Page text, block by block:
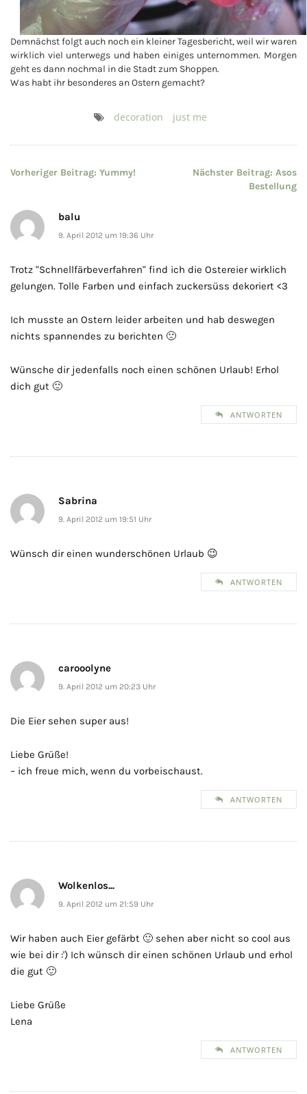
Demnächst folgt auch noch ein kleiner Tagesbericht, weil wir waren
wirklich viel unterwegs und haben einiges unternommen. Morgen
geht es dann nochmal in die Stadt zum Shoppen.
Was habt ihr besonderes an Ostern gemacht?
decoration just me
Beitragsnavigation
Vorheriger Beitrag: Yummy! Nächster Beitrag: Asos
Bestellung
balu
9. April 2012 um 19:36 Uhr
Trotz "Schnellfärbeverfahren" find ich die Ostereier wirklich
gelungen. Tolle Farben und einfach zuckersüss dekoriert <3
Ich musste an Ostern leider arbeiten und hab deswegen
nichts spannendes zu berichten 🙁
Wünsche dir jedenfalls noch einen schönen Urlaub! Erhol
dich gut 🙂
ANTWORTEN
Sabrina
9. April 2012 um 19:51 Uhr
Wünsch dir einen wunderschönen Urlaub 😉
ANTWORTEN
carooolyne
9. April 2012 um 20:23 Uhr
Die Eier sehen super aus!
Liebe Grüße!
– ich freue mich, wenn du vorbeischaust.
ANTWORTEN
Wolkenlos...
9. April 2012 um 21:59 Uhr
Wir haben auch Eier gefärbt 🙂 sehen aber nicht so cool aus
wie bei dir :') Ich wünsch dir einen schönen Urlaub und erhol
die gut 🙂
Liebe Grüße
Lena
ANTWORTEN